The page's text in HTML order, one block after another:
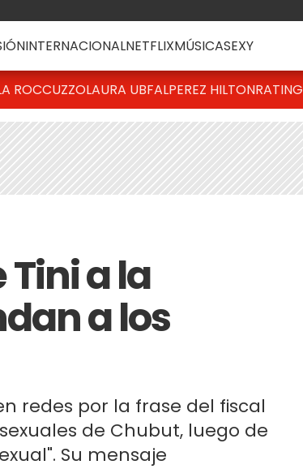
INTERNACIONALNETFLIXMÚSICASEXY
ROCCUZZOLAURA UBFALPEREZ HILTONRATING
a la
a los
redes por la frase del fiscal
de Chubut, luego de
Su mensaje